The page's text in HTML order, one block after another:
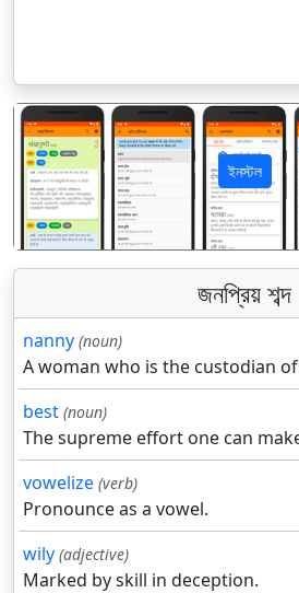
ইনস্টল
पिछला
জনপ্রিয় শব্দ
nanny (noun)
A woman who is the custodian
best (noun)
The supreme effort one can
vowelize (verb)
Pronounce as a vowel.
wily (adjective)
Marked by skill in deception.